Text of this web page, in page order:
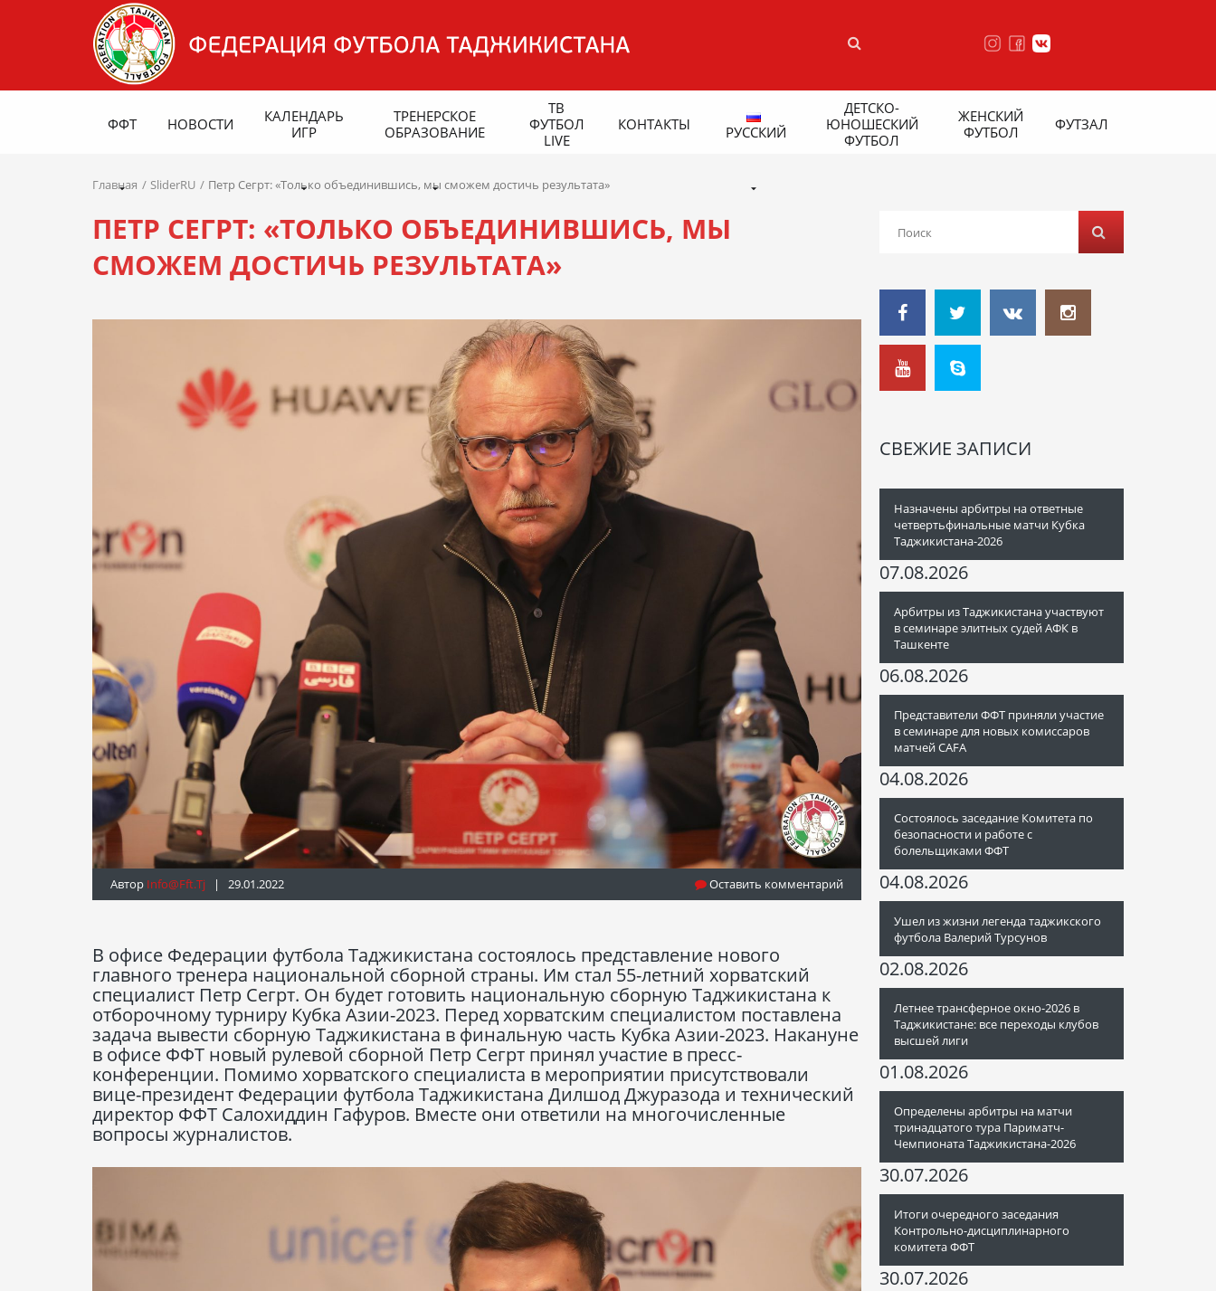
ФФТ НОВОСТИ
КАЛЕНДАРЬ
ИГР
ТРЕНЕРСКОЕ
ОБРАЗОВАНИЕ
ТВ
ФУТБОЛ
LIVE
КОНТАКТЫ РУССКИЙ
ДЕТСКО-
ЮНОШЕСКИЙ
ФУТБОЛ
ЖЕНСКИЙ
ФУТБОЛ
ФУТЗАЛ
Главная SliderRU Петр Сегрт: «Только объединившись, мы сможем достичь результата»
ПЕТР СЕГРТ: «ТОЛЬКО ОБЪЕДИНИВШИСЬ, МЫ
СМОЖЕМ ДОСТИЧЬ РЕЗУЛЬТАТА»
Автор Info@fft.tj | 29.01.2022 Оставить комментарий
В офисе Федерации футбола Таджикистана состоялось представление нового
главного тренера национальной сборной страны. Им стал 55-летний хорватский
специалист Петр Сегрт. Он будет готовить национальную сборную Таджикистана к
отборочному турниру Кубка Азии-2023. Перед хорватским специалистом поставлена
задача вывести сборную Таджикистана в финальную часть Кубка Азии-2023. Накануне
в офисе ФФТ новый рулевой сборной Петр Сегрт принял участие в пресс-
конференции. Помимо хорватского специалиста в мероприятии присутствовали
вице-президент Федерации футбола Таджикистана Дилшод Джуразода и технический
директор ФФТ Салохиддин Гафуров. Вместе они ответили на многочисленные
вопросы журналистов.
СВЕЖИЕ ЗАПИСИ
Назначены арбитры на ответные
четвертьфинальные матчи Кубка
Таджикистана-2026
07.08.2026
Арбитры из Таджикистана участвуют
в семинаре элитных судей АФК в
Ташкенте
06.08.2026
Представители ФФТ приняли участие
в семинаре для новых комиссаров
матчей CAFA
04.08.2026
Состоялось заседание Комитета по
безопасности и работе с
болельщиками ФФТ
04.08.2026
Ушел из жизни легенда таджикского
футбола Валерий Турсунов
02.08.2026
Летнее трансферное окно-2026 в
Таджикистане: все переходы клубов
высшей лиги
01.08.2026
Определены арбитры на матчи
тринадцатого тура Париматч-
Чемпионата Таджикистана-2026
30.07.2026
Итоги очередного заседания
Контрольно-дисциплинарного
комитета ФФТ
30.07.2026